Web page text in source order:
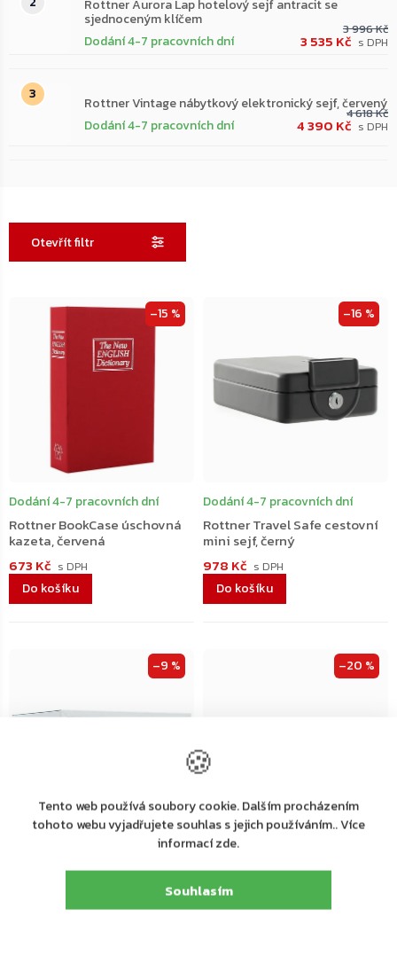
🍪
Tento web používá soubory cookie. Dalším procházením
tohoto webu vyjadřujete souhlas s jejich používáním.. Více
informací zde.
Souhlasím
Rottner Aurora Lap hotelový sejf antracit se
sjednoceným klíčem
Dodání 4-7 pracovních dní
3 996 Kč
3 535 Kč
Rottner Vintage nábytkový elektronický sejf, červený
Dodání 4-7 pracovních dní
4 618 Kč
4 390 Kč
Otevřít filtr
Výpis
produktů
–15 %
Rottner BookCase úschovná
kazeta, červená
Dodání 4-7 pracovních dní
673 Kč
Do košíku
–16 %
Rottner Travel Safe cestovní
mini sejf, černý
Dodání 4-7 pracovních dní
978 Kč
Do košíku
–9 %
Rottner Home Case 1
–20 %
Yale YSV/170/DB2 Value sejf
mini, černý
Dodání 4-7 pracovních dní